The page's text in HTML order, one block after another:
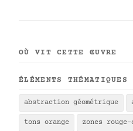
OÙ VIT CETTE ŒUVRE
ÉLÉMENTS THÉMATIQUES
abstraction géométrique
tons orange zones rouge-